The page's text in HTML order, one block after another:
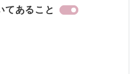
てあること